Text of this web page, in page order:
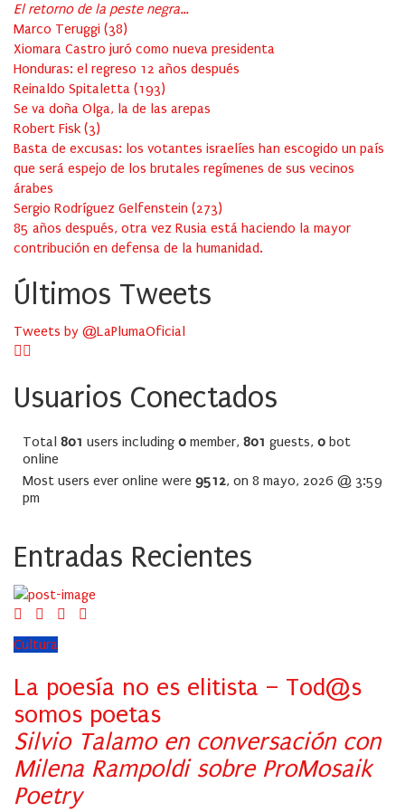
El retorno de la peste negra…
Marco Teruggi (38)
Xiomara Castro juró como nueva presidenta
Honduras: el regreso 12 años después
Reinaldo Spitaletta (193)
Se va doña Olga, la de las arepas
Robert Fisk (3)
Basta de excusas: los votantes israelíes han escogido un país
que será espejo de los brutales regímenes de sus vecinos
árabes
Sergio Rodríguez Gelfenstein (273)
85 años después, otra vez Rusia está haciendo la mayor
contribución en defensa de la humanidad.
Últimos Tweets
Tweets by @LaPlumaOficial
Usuarios Conectados
Total 801 users including 0 member, 801 guests, 0 bot
online
Most users ever online were 9512, on 8 mayo, 2026 @ 3:59
pm
Entradas Recientes
Cultura
La poesía no es elitista – Tod@s
somos poetas
Silvio Talamo en conversación con
Milena Rampoldi sobre ProMosaik
Poetry